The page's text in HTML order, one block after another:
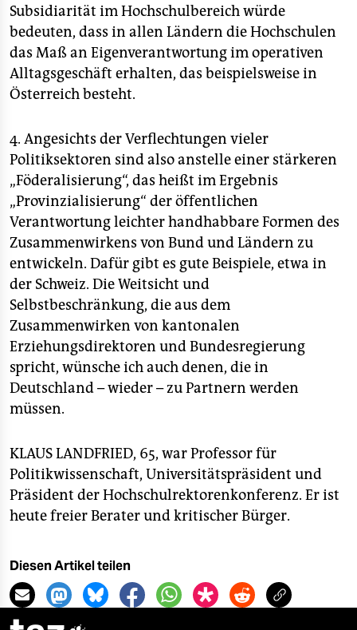
Subsidiarität im Hochschulbereich würde
bedeuten, dass in allen Ländern die Hochschulen
das Maß an Eigenverantwortung im operativen
Alltagsgeschäft erhalten, das beispielsweise in
Österreich besteht.
4. Angesichts der Verflechtungen vieler
Politiksektoren sind also anstelle einer stärkeren
„Föderalisierung“, das heißt im Ergebnis
„Provinzialisierung“ der öffentlichen
Verantwortung leichter handhabbare Formen des
Zusammenwirkens von Bund und Ländern zu
entwickeln. Dafür gibt es gute Beispiele, etwa in
der Schweiz. Die Weitsicht und
Selbstbeschränkung, die aus dem
Zusammenwirken von kantonalen
Erziehungsdirektoren und Bundesregierung
spricht, wünsche ich auch denen, die in
Deutschland – wieder – zu Partnern werden
müssen.
KLAUS LANDFRIED, 65, war Professor für
Politikwissenschaft, Universitätspräsident und
Präsident der Hochschulrektorenkonferenz. Er ist
heute freier Berater und kritischer Bürger.
Diesen Artikel teilen